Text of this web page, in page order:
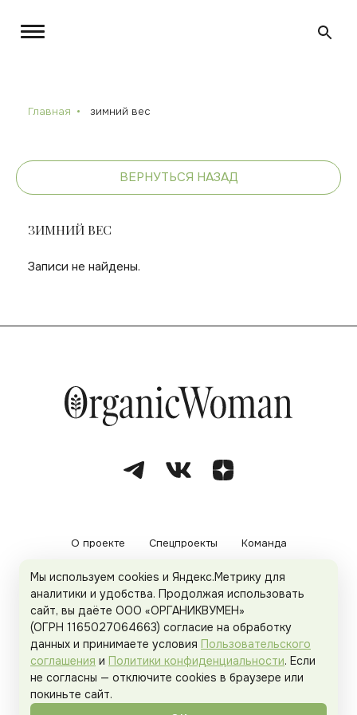
Главная зимний вес
ВЕРНУТЬСЯ НАЗАД
ЗИМНИЙ ВЕС
Записи не найдены.
О проекте Спецпроекты Команда
Рекламодателям Политика конфиденциальности
Пользовательское соглашение
Organicwoman.ru . Все права защищены.
Мы используем cookies и Яндекс.Метрику для
аналитики и удобства. Продолжая использовать
сайт, вы даёте ООО «ОРГАНИКВУМЕН»
(ОГРН 1165027064663) согласие на обработку
данных и принимаете условия Пользовательского
соглашения и Политики конфиденциальности. Если
не согласны — отключите cookies в браузере или
покиньте сайт.